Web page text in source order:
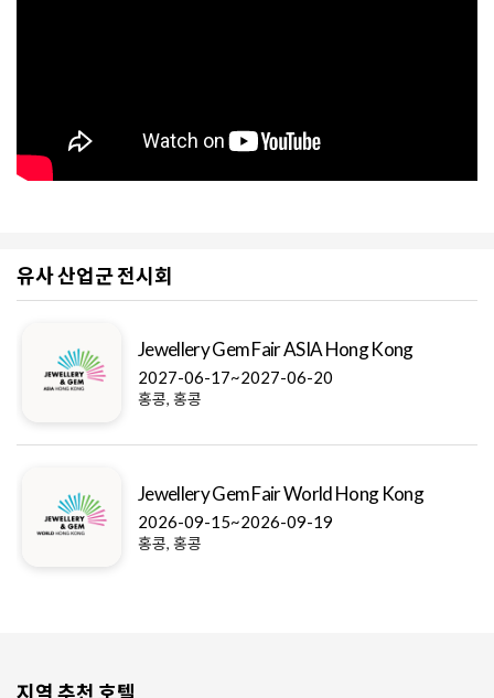
유사 산업군 전시회
Jewellery Gem Fair ASIA Hong Kong
2027-06-17~2027-06-20
홍콩, 홍콩
Jewellery Gem Fair World Hong Kong
2026-09-15~2026-09-19
홍콩, 홍콩
지역 추천 호텔